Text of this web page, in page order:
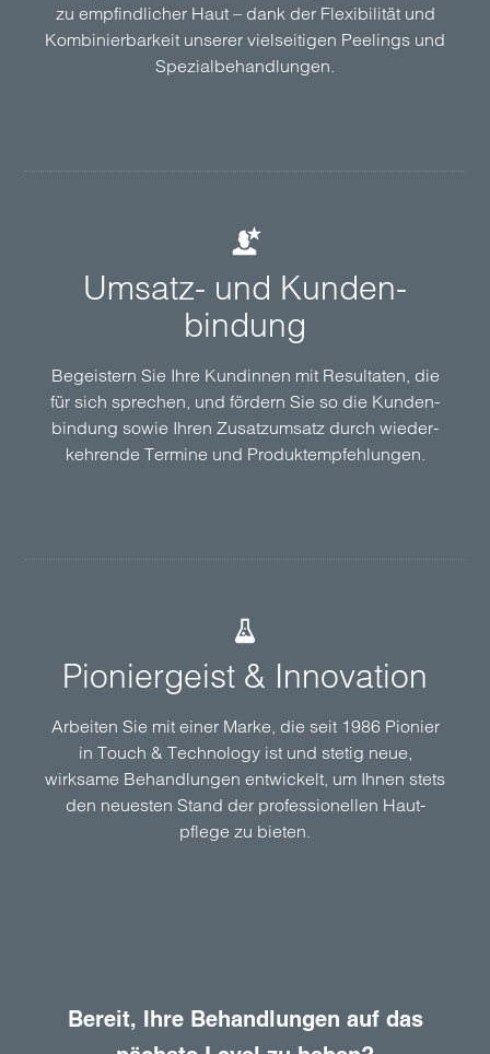
zu empfindlicher Haut – dank der Flexibilität und
Kombinier­barkeit unserer viel­seitigen Peelings und
Spezial­behandlungen.
Umsatz- und Kunden­
bindung
Begeistern Sie Ihre Kundinnen mit Resultaten, die
für sich sprechen, und fördern Sie so die Kunden­
bindung sowie Ihren Zusatz­umsatz durch wieder­
kehrende Termine und Produkt­empfehlungen.
Pioniergeist & Innovation
Arbeiten Sie mit einer Marke, die seit 1986 Pionier
in Touch & Technology ist und stetig neue,
wirksame Behand­lungen entwickelt, um Ihnen stets
den neuesten Stand der profes­sionellen Haut­
pflege zu bieten.
Bereit, Ihre Behandlungen auf das